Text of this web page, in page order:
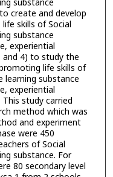
substance
create and develop
skills of Social
substance
experiential
and 4) to study the
life skills of
learning substance
experiential
study carried
method which was
and experiment
were 450
of Social
substance. For
80 secondary level